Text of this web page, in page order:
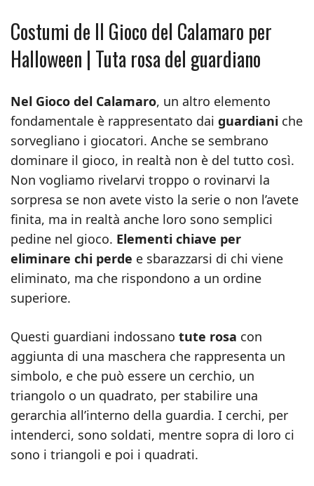
Costumi de Il Gioco del Calamaro per
Halloween | Tuta rosa del guardiano
Nel Gioco del Calamaro, un altro elemento
fondamentale è rappresentato dai guardiani che
sorvegliano i giocatori. Anche se sembrano
dominare il gioco, in realtà non è del tutto così.
Non vogliamo rivelarvi troppo o rovinarvi la
sorpresa se non avete visto la serie o non l’avete
finita, ma in realtà anche loro sono semplici
pedine nel gioco. Elementi chiave per
eliminare chi perde e sbarazzarsi di chi viene
eliminato, ma che rispondono a un ordine
superiore.
Questi guardiani indossano tute rosa con
aggiunta di una maschera che rappresenta un
simbolo, e che può essere un cerchio, un
triangolo o un quadrato, per stabilire una
gerarchia all’interno della guardia. I cerchi, per
intenderci, sono soldati, mentre sopra di loro ci
sono i triangoli e poi i quadrati.